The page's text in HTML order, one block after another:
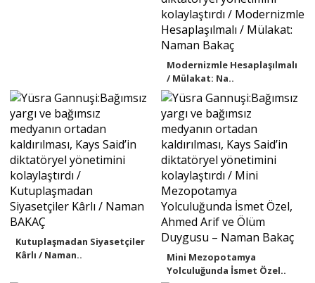
Modernizmle Hesaplaşılmalı
/ Mülakat: Na..
Kutuplaşmadan Siyasetçiler
Kârlı / Naman..
Mini Mezopotamya
Yolculuğunda İsmet Özel..